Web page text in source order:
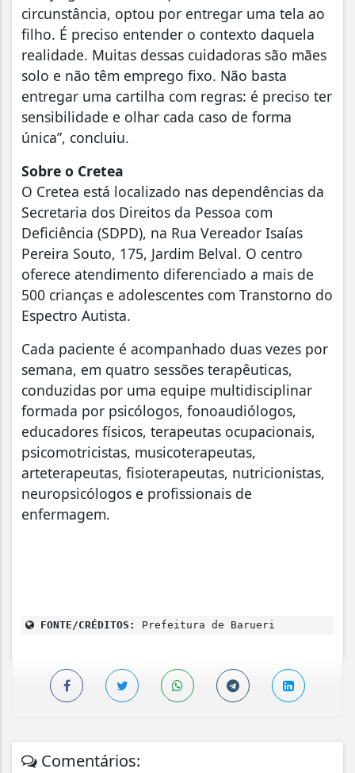
circunstância, optou por entregar uma tela ao
filho. É preciso entender o contexto daquela
realidade. Muitas dessas cuidadoras são mães
solo e não têm emprego fixo. Não basta
entregar uma cartilha com regras: é preciso ter
sensibilidade e olhar cada caso de forma
única”, concluiu.
Sobre o Cretea
O Cretea está localizado nas dependências da
Secretaria dos Direitos da Pessoa com
Deficiência (SDPD), na Rua Vereador Isaías
Pereira Souto, 175, Jardim Belval. O centro
oferece atendimento diferenciado a mais de
500 crianças e adolescentes com Transtorno do
Espectro Autista.
Cada paciente é acompanhado duas vezes por
semana, em quatro sessões terapêuticas,
conduzidas por uma equipe multidisciplinar
formada por psicólogos, fonoaudiólogos,
educadores físicos, terapeutas ocupacionais,
psicomotricistas, musicoterapeutas,
arteterapeutas, fisioterapeutas, nutricionistas,
neuropsicólogos e profissionais de
enfermagem.
FONTE/CRÉDITOS: Prefeitura de Barueri
Comentários: